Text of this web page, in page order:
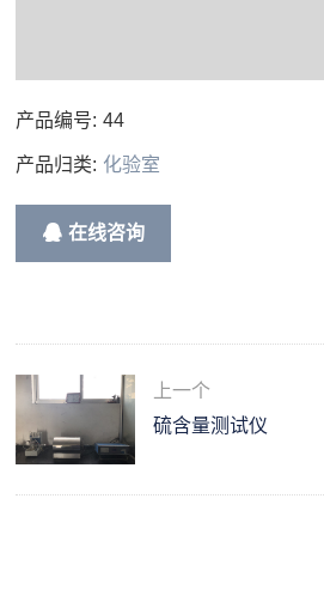
产品编号: 44
产品归类: 化验室
在线咨询
上一个
硫含量测试仪